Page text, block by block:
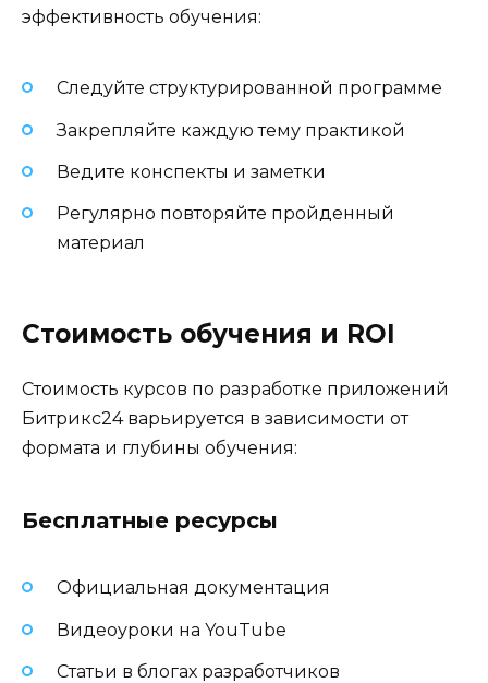
эффективность обучения:
Следуйте структурированной программе
Закрепляйте каждую тему практикой
Ведите конспекты и заметки
Регулярно повторяйте пройденный
материал
Стоимость обучения и ROI
Стоимость курсов по разработке приложений
Битрикс24 варьируется в зависимости от
формата и глубины обучения:
Бесплатные ресурсы
Официальная документация
Видеоуроки на YouTube
Статьи в блогах разработчиков